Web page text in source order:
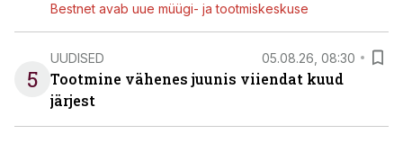
Bestnet avab uue müügi- ja tootmiskeskuse
5
UUDISED 05.08.26, 08:30
Tootmine vähenes juunis viiendat kuud
järjest